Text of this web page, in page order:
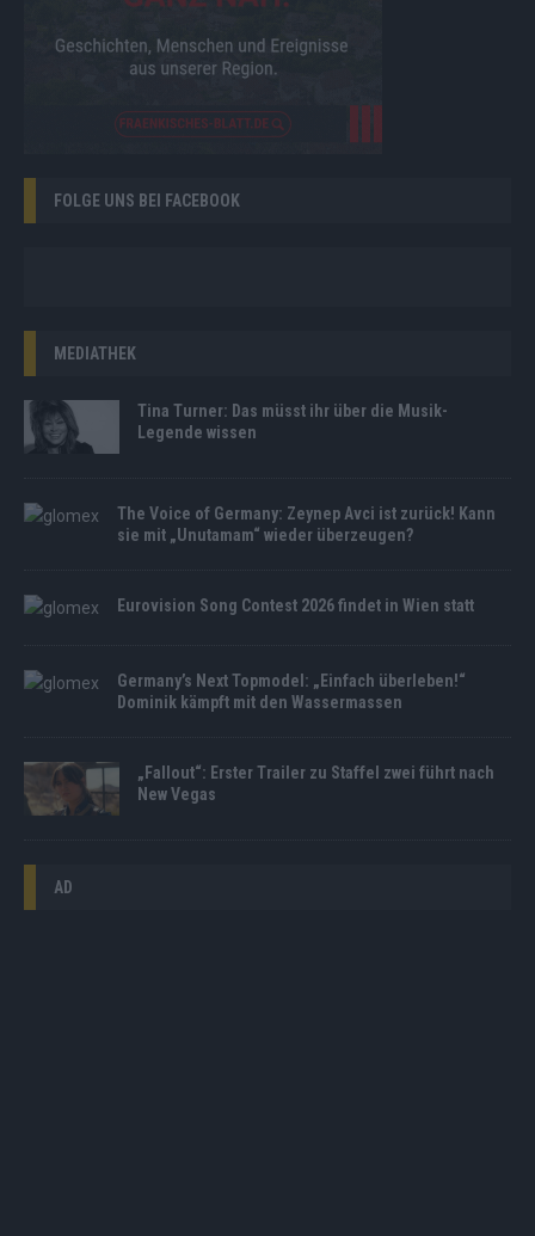
FOLGE UNS BEI FACEBOOK
MEDIATHEK
Tina Turner: Das müsst ihr über die Musik-
Legende wissen
The Voice of Germany: Zeynep Avci ist zurück! Kann
sie mit „Unutamam“ wieder überzeugen?
Eurovision Song Contest 2026 findet in Wien statt
Germany’s Next Topmodel: „Einfach überleben!“
Dominik kämpft mit den Wassermassen
„Fallout“: Erster Trailer zu Staffel zwei führt nach
New Vegas
AD